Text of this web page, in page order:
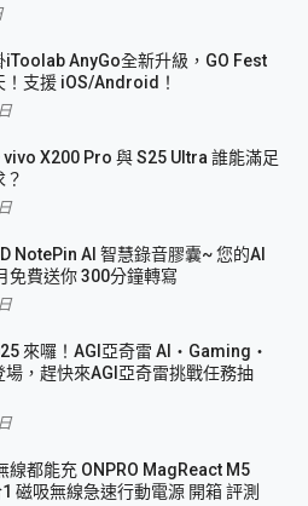
iToolab AnyGo全新升級，GO Fest
！支援 iOS/Android！
X200 Pro 與 S25 Ultra 誰能滿足
NotePin AI 智慧錄音膠囊~ 您的AI
免費送你 300分鐘轉寫
來囉！AGI亞奇雷 AI・Gaming・
，趕快來AGI亞奇雷挑戰任務抽
線都能充 ONPRO MagReact M5
磁吸無線急速行動電源 開箱 評測